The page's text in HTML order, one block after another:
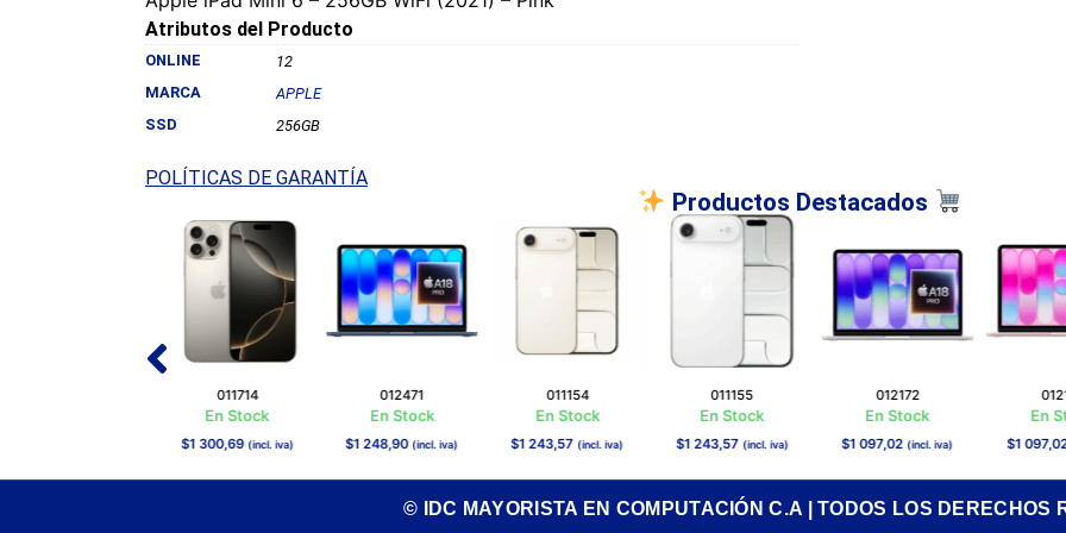
Atributos del Producto
ONLINE
12
MARCA
APPLE
SSD
256GB
POLÍTICAS DE GARANTÍA
Productos Destacados
011714
En Stock
1 300,69 (incl. iva)
012471
En Stock
1 248,90 (incl. iva)
011154
En Stock
1 243,57 (incl. iva)
011155
En Stock
1 243,57 (incl. iva)
012172
En Stock
1 097,02 (incl. iva)
En
1 097,02
© IDC MAYORISTA EN COMPUTACIÓN C.A | TODOS LOS DERECHOS